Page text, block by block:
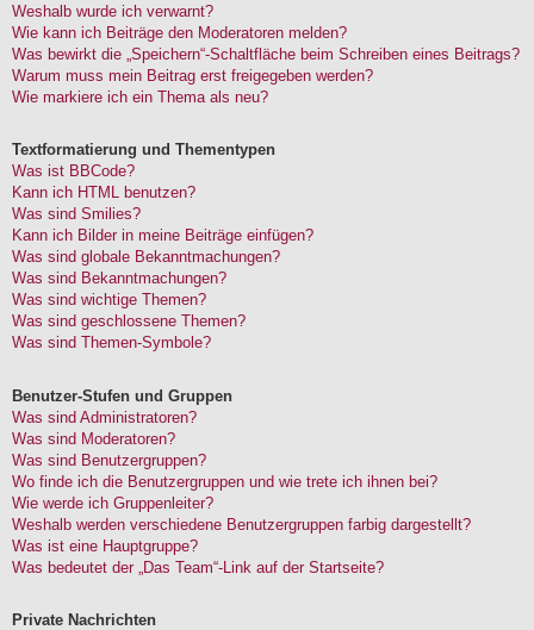
Weshalb wurde ich verwarnt?
Wie kann ich Beiträge den Moderatoren melden?
Was bewirkt die „Speichern“-Schaltfläche beim Schreiben eines Beitrags?
Warum muss mein Beitrag erst freigegeben werden?
Wie markiere ich ein Thema als neu?
Textformatierung und Thementypen
Was ist BBCode?
Kann ich HTML benutzen?
Was sind Smilies?
Kann ich Bilder in meine Beiträge einfügen?
Was sind globale Bekanntmachungen?
Was sind Bekanntmachungen?
Was sind wichtige Themen?
Was sind geschlossene Themen?
Was sind Themen-Symbole?
Benutzer-Stufen und Gruppen
Was sind Administratoren?
Was sind Moderatoren?
Was sind Benutzergruppen?
Wo finde ich die Benutzergruppen und wie trete ich ihnen bei?
Wie werde ich Gruppenleiter?
Weshalb werden verschiedene Benutzergruppen farbig dargestellt?
Was ist eine Hauptgruppe?
Was bedeutet der „Das Team“-Link auf der Startseite?
Private Nachrichten